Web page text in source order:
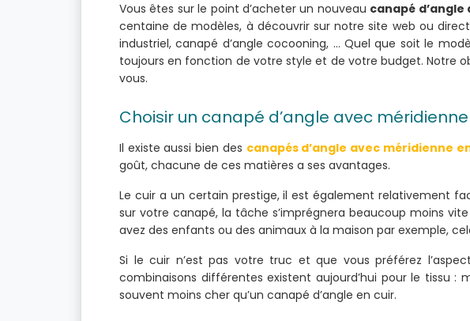
Vous êtes sur le point d’acheter un nouveau canapé
centaine de modèles, à découvrir sur notre site web ou
industriel, canapé d’angle cocooning, … Quel que soit le
toujours en fonction de votre style et de votre budget. Notre
vous.
Choisir un canapé d’angle avec
Il existe aussi bien des canapés d’angle avec méridienne
goût, chacune de ces matières a ses avantages.
Le cuir a un certain prestige, il est également relativement
sur votre canapé, la tâche s’imprégnera beaucoup moins
avez des enfants ou des animaux à la maison par exemple,
Si le cuir n’est pas votre truc et que vous préférez
combinaisons différentes existent aujourd’hui pour le tissu :
souvent moins cher qu’un canapé d’angle en cuir.